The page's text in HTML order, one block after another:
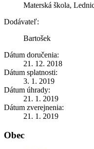
Materská škola,
Dodávateľ:
Bartošek
Dátum doručenia:
21. 12. 2018
Dátum splatnosti:
3. 1. 2019
Dátum úhrady:
21. 1. 2019
Dátum zverejnenia:
21. 1. 2019
Obec